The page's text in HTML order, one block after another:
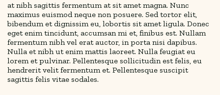
at nibh sagittis fermentum at sit amet magna. Nunc
maximus euismod neque non posuere. Sed tortor elit,
bibendum et dignissim eu, lobortis sit amet ligula. Donec
eget enim tincidunt, accumsan mi et, finibus est. Nullam
fermentum nibh vel erat auctor, in porta nisi dapibus.
Nulla et nibh ut enim mattis laoreet. Nulla feugiat eu
lorem et pulvinar. Pellentesque sollicitudin est felis, eu
hendrerit velit fermentum et. Pellentesque suscipit
sagittis felis vitae sodales.